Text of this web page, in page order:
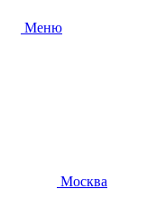
Меню
Москва